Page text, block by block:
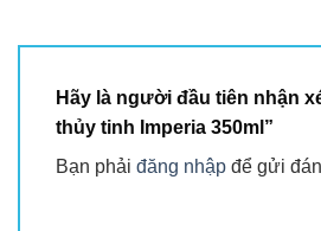
Hãy là người đầu tiên nhận
thủy tinh Imperia 350ml”
Bạn phải đăng nhập để gửi